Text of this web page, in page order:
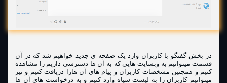
در بخش گفتگو با کاربران وارد یک صفحه ی جدید خواهیم شد که در آن
قسمت میتوانیم به وبسایت هایی که به آن ها دسترسی داریم را مشاهده
کنیم و همچنین مشخصات کاربران و پیام های آن هارا دریافت کنیم و نیز
میتوانیم کاربران را به لیست سیاه وارد کنیم و به درخواست های آن ها